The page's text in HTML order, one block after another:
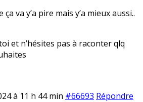
va y’a pire mais y’a mieux aussi..
et n’hésites pas à raconter qlq
à 11 h 44 min #66693 Répondre